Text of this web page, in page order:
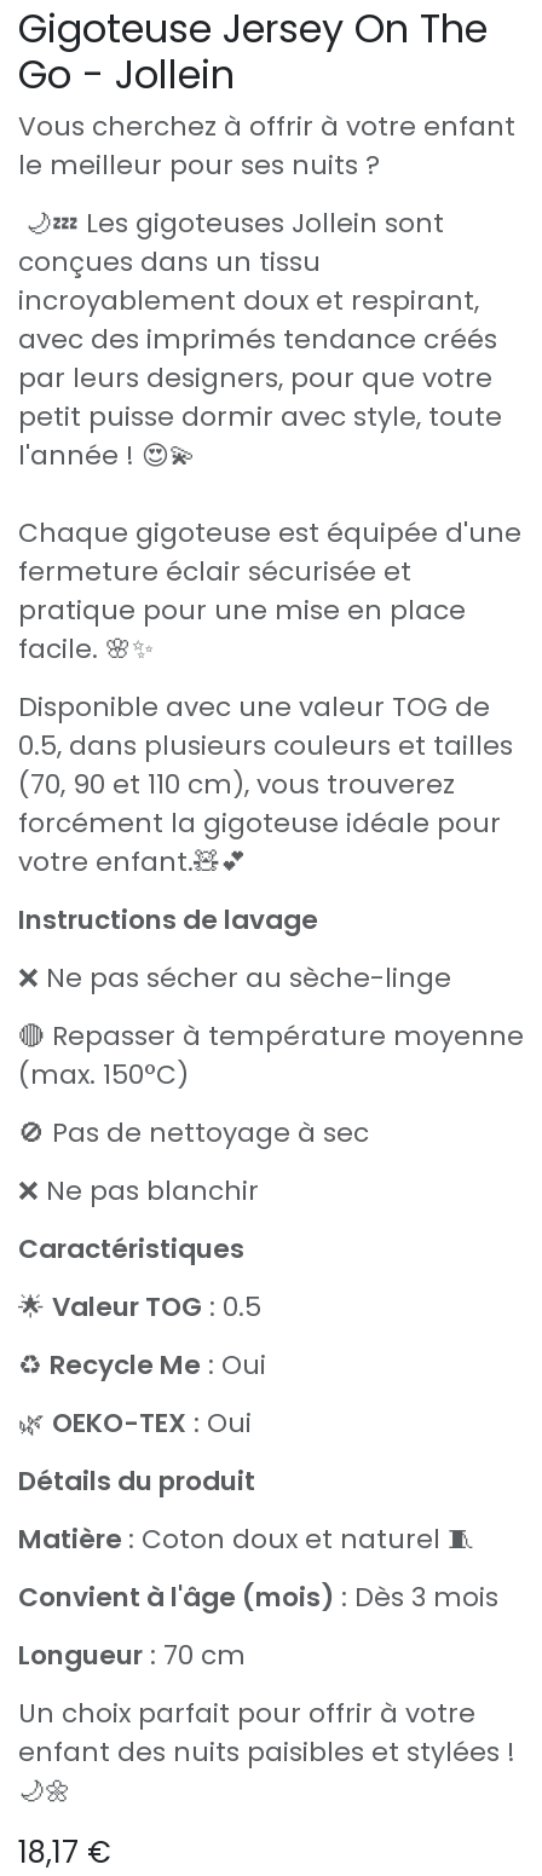
Gigoteuse Jersey On The
Go - Jollein
Vous cherchez à offrir à votre enfant
le meilleur pour ses nuits ?
🌙💤 Les gigoteuses Jollein sont
conçues dans un tissu
incroyablement doux et respirant,
avec des imprimés tendance créés
par leurs designers, pour que votre
petit puisse dormir avec style, toute
l'année ! 😍💫
Chaque gigoteuse est équipée d'une
fermeture éclair sécurisée et
pratique pour une mise en place
facile. 🌸✨
Disponible avec une valeur TOG de
0.5, dans plusieurs couleurs et tailles
(70, 90 et 110 cm), vous trouverez
forcément la gigoteuse idéale pour
votre enfant.🧸💕
Instructions de lavage
❌ Ne pas sécher au sèche-linge
🔴 Repasser à température moyenne
(max. 150°C)
🚫 Pas de nettoyage à sec
❌ Ne pas blanchir
Caractéristiques
🌟 Valeur TOG : 0.5
♻️ Recycle Me : Oui
🌿 OEKO-TEX : Oui
Détails du produit
Matière : Coton doux et naturel 🧵
Convient à l'âge (mois) : Dès 3 mois
Longueur : 70 cm
Un choix parfait pour offrir à votre
enfant des nuits paisibles et stylées !
🌙🌼
18,17 €